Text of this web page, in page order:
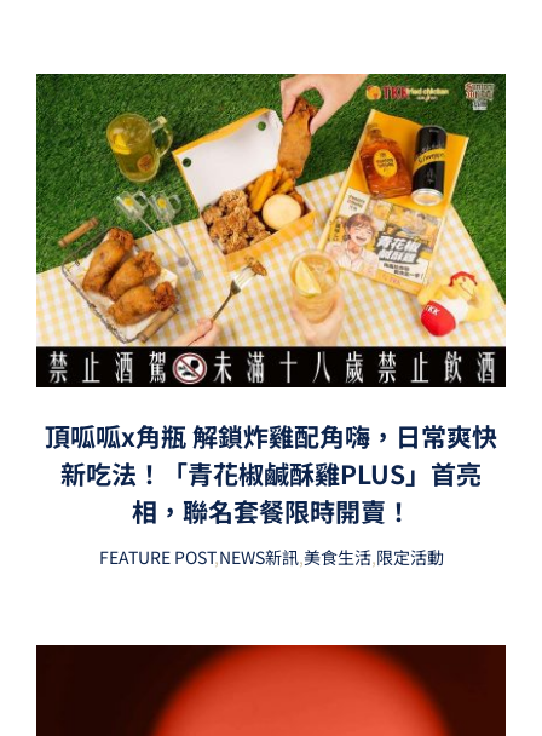
頂呱呱x角瓶 解鎖炸雞配角嗨，日常爽快
新吃法！「青花椒鹹酥雞PLUS」首亮
相，聯名套餐限時開賣！
FEATURE POST,NEWS新訊,美食生活,限定活動